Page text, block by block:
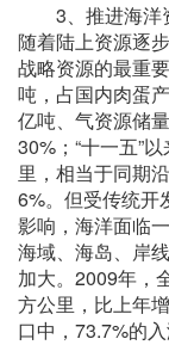
3、推进海洋
随着陆上资源逐
战略资源的最重
吨，占国内肉蛋
亿吨、气资源储
30%；“十一五”
里，相当于同期
6%。但受传统开
影响，海洋面临
海域、海岛、岸
加大。2009年，
方公里，比上年
口中，73.7%的